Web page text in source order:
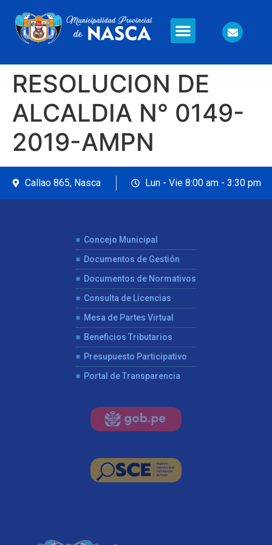
RESOLUCION DE
ALCALDIA N° 0149-
2019-AMPN
Callao 865, Nasca Lun - Vie 8:00 am - 3:30 pm
Concejo Municipal
Documentos de Gestión
Documentos de Normativos
Consulta de Licencias
Mesa de Partes Virtual
Beneficios Tributarios
Presupuesto Participativo
Portal de Transparencia